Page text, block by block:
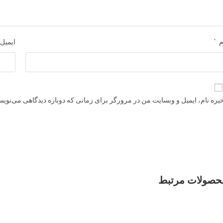
*
نام، ایمیل و وبسایت من در مرورگر برای زمانی که دوباره دیدگاهی
مرتبط